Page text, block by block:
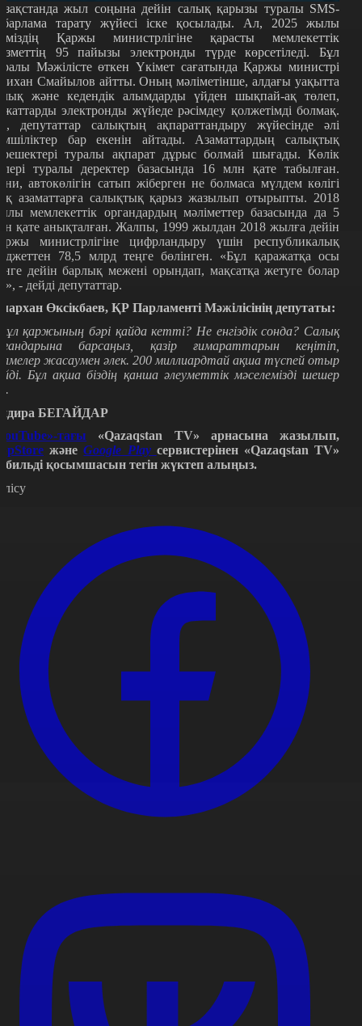
жыл соңына дейін салық қарызы туралы SMS-
тарату жүйесі іске қосылады. Ал, 2025 жылы
Қаржы министрлігіне қарасты мемлекеттік
95 пайызы электронды түрде көрсетіледі. Бұл
Мәжілісте өткен Үкімет сағатында Қаржы министрі
Смайылов айтты. Оның мәліметінше, алдағы уақытта
және кедендік алымдарды үйден шықпай-ақ төлеп,
электронды жүйеде рәсімдеу қолжетімді болмақ.
депутаттар салықтың ақпараттандыру жүйесінде әлі
бар екенін айтады. Азаматтардың салықтық
туралы ақпарат дұрыс болмай шығады. Көлік
туралы деректер базасында 16 млн қате табылған.
автокөлігін сатып жіберген не болмаса мүлдем көлігі
азаматтарға салықтық қарыз жазылып отырыпты. 2018
мемлекеттік органдардың мәліметтер базасында да 5
қате анықталған. Жалпы, 1999 жылдан 2018 жылға дейін
министрлігіне цифрландыру үшін республикалық
78,5 млрд теңге бөлінген. «Бұл қаражатқа осы
дейін барлық межені орындап, мақсатқа жетуге болар
- дейді депутаттар.
Өксікбаев, ҚР Парламенті Мәжілісінің депутаты:
қаржының бәрі қайда кетті? Не енгіздік сонда? Салық
барсаңыз
қазір ғимараттарын кеңітіп,
жасаумен әлек. 200 миллиардтай ақша түспей отыр
Бұл ақша біздің қанша әлеуметтік мәселемізді шешер
БЕГАЙДАР
тағы «Qazaqstan TV» арнасына жазылып,
жәнеGoogle Play сервистерінен «Qazaqstan TV»
қосымшасын тегін жүктеп алыңыз.